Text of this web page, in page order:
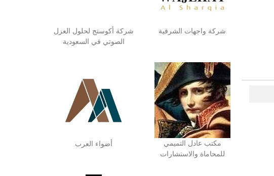
شركة واجهات الشرقية
شركة أكوستج لحلول العزل
الصوتي في السعودية
مكتب عادل التميمي
للمحاماة والاستشارات
أضواء العرب